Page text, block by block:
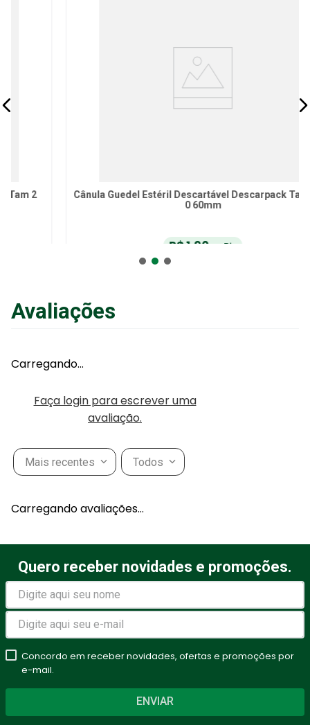
Cânula Guedel Estéril Descartável Descarpack Tamanho
no Pix
2,00em até
Adicionar ao Carrinho
Avaliações
Carregando…
Faça login para escrever uma
avaliação.
Mais recentes Todos
Carregando avaliações…
Quero receber novidades e promoções.
Concordo em receber novidades, ofertas e promoções por
e-mail.
ENVIAR